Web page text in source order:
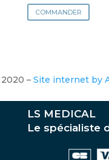
COMMANDER
2020 – Site internet by
LS MEDICAL
Le spécialiste